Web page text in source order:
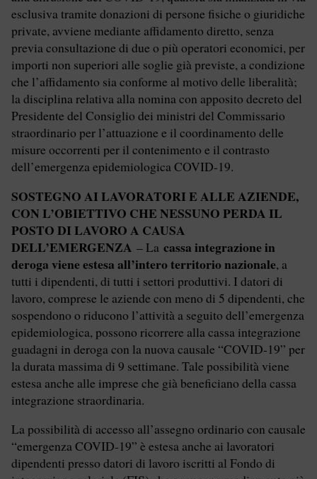
esclusiva tramite donazioni di persone fisiche o giuridiche
private, avviene mediante affidamento diretto, senza
previa consultazione di due o più operatori economici, per
importi non superiori alle soglie già previste, a condizione
che l’affidamento sia conforme al motivo delle liberalità;
la disciplina relativa alla nomina con apposito decreto del
Presidente del Consiglio dei ministri del Commissario
straordinario per l’attuazione e il coordinamento delle
misure occorrenti per il contenimento e il contrasto
dell’emergenza epidemiologica COVID-19.
SOSTEGNO AI LAVORATORI E ALLE AZIENDE,
CON L’OBIETTIVO CHE NESSUNO PERDA IL
POSTO DI LAVORO A CAUSA
DELL’EMERGENZA – La cassa integrazione in
deroga viene estesa all’intero territorio nazionale, a
tutti i dipendenti, di tutti i settori produttivi. I datori di
lavoro, comprese le aziende con meno di 5 dipendenti, che
sospendono o riducono l’attività a seguito dell’emergenza
epidemiologica, possono ricorrere alla cassa integrazione
guadagni in deroga con la nuova causale “COVID-19” per
la durata massima di 9 settimane. Tale possibilità viene
estesa anche alle imprese che già beneficiano della cassa
integrazione straordinaria.
La possibilità di accesso all’assegno ordinario con causale
“emergenza COVID-19” è estesa anche ai lavoratori
dipendenti presso datori di lavoro iscritti al Fondo di